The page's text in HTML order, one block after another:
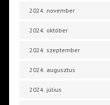
2024. november
2024. október
2024. szeptember
2024. augusztus
2024. július